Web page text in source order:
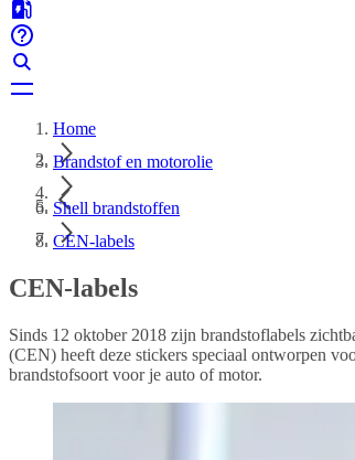
Home
Brandstof en motorolie
Shell brandstoffen
CEN-labels
CEN-labels
Sinds 12 oktober 2018 zijn brandstoflabels
(CEN) heeft deze stickers speciaal ontworpen
brandstofsoort voor je auto of motor.